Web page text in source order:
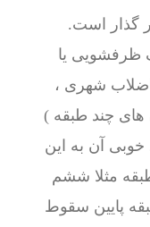
گذار است.
ظرفشویی یا
شهری ،
های چند طبقه )
آن به این
مثلا ششم
پایین سقوط